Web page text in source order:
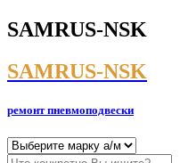
SAMRUS-NSK
SAMRUS-NSK
ремонт пневмоподвески